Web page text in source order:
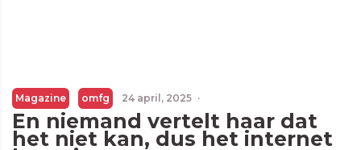
Magazine omfg 24 april, 2025 ·
En niemand vertelt haar dat
het niet kan, dus het internet